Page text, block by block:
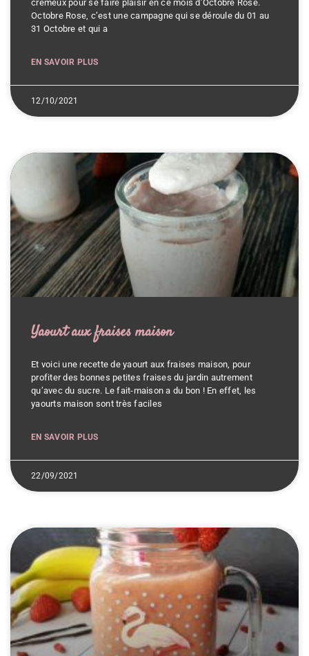
crémeux pour se faire plaisir en ce mois d’Octobre Rose.
Octobre Rose, c’est une campagne qui se déroule du 01 au
31 Octobre et qui a
EN SAVOIR PLUS
12/10/2021
Yaourt aux fraises maison
Et voici une recette de yaourt aux fraises maison, pour
profiter des bonnes petites fraises du jardin autrement
qu’avec du sucre. Le fait-maison a du bon ! En effet, les
yaourts maison sont très faciles
EN SAVOIR PLUS
22/09/2021